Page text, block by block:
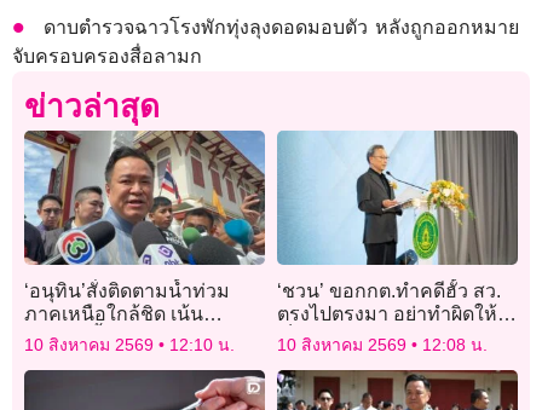
ดาบตำรวจฉาวโรงพักทุ่งลุงดอดมอบตัว หลังถูกออกหมาย
จับครอบครองสื่อลามก
ข่าวล่าสุด
‘อนุทิน’สั่งติดตามน้ำท่วม
ภาคเหนือใกล้ชิด เน้น
ป้องกัน-ตั้งศูนย์พักพิงช่วย
10 สิงหาคม 2569 12:10 น.
‘ชวน’ ขอกกต.ทำคดีฮั้ว สว.
ตรงไปตรงมา อย่าทำผิดให้
เป็นถูก ส่วนบุญคุณโจร
เขาตาย
10 สิงหาคม 2569 12:08 น.